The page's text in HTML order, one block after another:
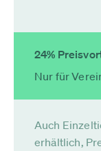
24%
Nur für
Auch
erhältlich,